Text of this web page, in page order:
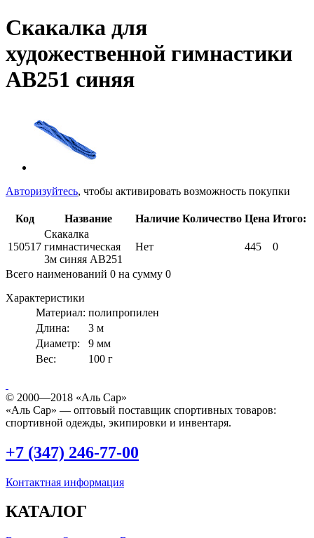
Скакалка для
художественной гимнастики
AB251 синяя
Авторизуйтесь, чтобы активировать возможность покупки
Код Название Наличие Количество Цена Итого:
150517
Скакалка
гимнастическая
3м синяя AB251
Нет 445 0
Всего наименований 0 на сумму 0
Характеристики
Материал: полипропилен
Длина:
3 м
Диаметр:
9 мм
Вес:
100 г
© 2000—2018 «Аль Сар»
«Аль Сар» — оптовый поставщик спортивных товаров:
спортивной одежды, экипировки и инвентаря.
+7 (347) 246-77-00
Контактная информация
КАТАЛОГ